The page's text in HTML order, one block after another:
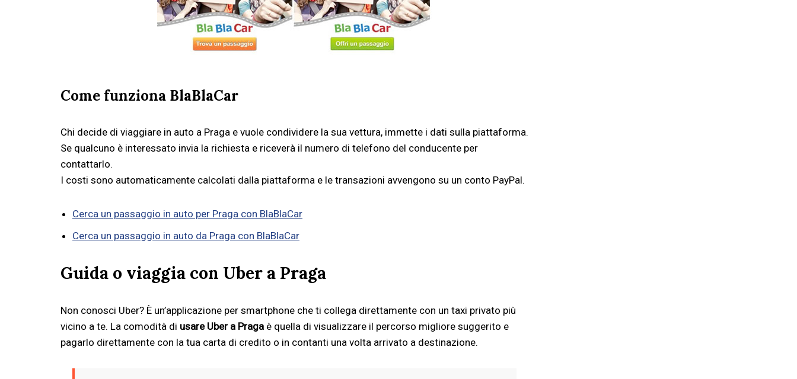
Come funziona BlaBlaCar
Chi decide di viaggiare in auto a Praga e vuole condividere la sua vettura, immette i dati sulla piattaforma.
Se qualcuno è interessato invia la richiesta e riceverà il numero di telefono del conducente per
contattarlo.
I costi sono automaticamente calcolati dalla piattaforma e le transazioni avvengono su un conto PayPal.
Cerca un passaggio in auto per Praga con BlaBlaCar
Cerca un passaggio in auto da Praga con BlaBlaCar
Guida o viaggia con Uber a Praga
Non conosci Uber? È un’applicazione per smartphone che ti collega direttamente con un taxi privato più
vicino a te. La comodità di usare Uber a Praga è quella di visualizzare il percorso migliore suggerito e
pagarlo direttamente con la tua carta di credito o in contanti una volta arrivato a destinazione.